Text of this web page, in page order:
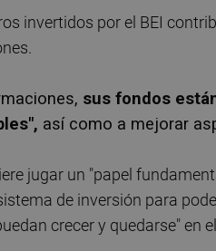
invertidos por el BEI
sus fondos
así como a mejorar
jugar un "papel
de inversión para
crecer y quedarse" en